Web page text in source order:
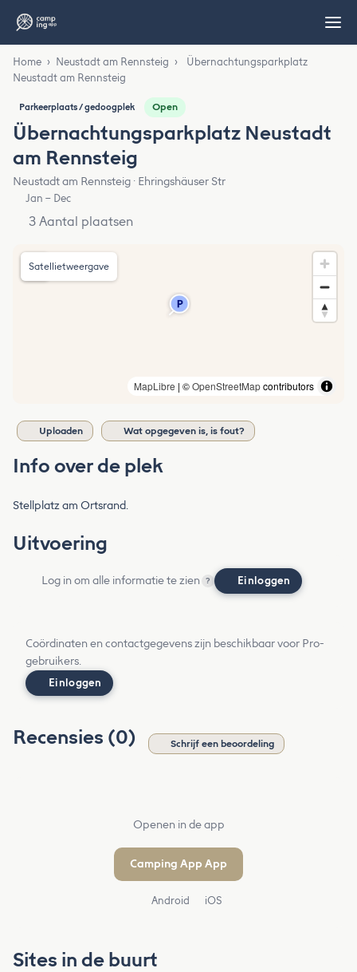
Home › Neustadt am Rennsteig ›
Übernachtungsparkplatz
Neustadt am Rennsteig
Parkeerplaats / gedoogplek Open
Übernachtungsparkplatz Neustadt
am Rennsteig
Neustadt am Rennsteig · Ehringshäuser Str
Jan – Dec
3 Aantal plaatsen
MapLibre | ©OpenStreetMapcontributors
Satellietweergave
Uploaden Wat opgegeven is, is fout?
Info over de plek
Stellplatz am Ortsrand.
Uitvoering
Log in om alle informatie te zien ? Einloggen
Coördinaten en contactgegevens zijn beschikbaar voor Pro-
gebruikers.
Einloggen
Recensies (0) Schrijf een beoordeling
Openen in de app
Camping App App
Android iOS
Sites in de buurt